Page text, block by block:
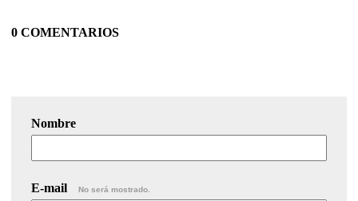
0 COMENTARIOS
Nombre
E-mail No será mostrado.